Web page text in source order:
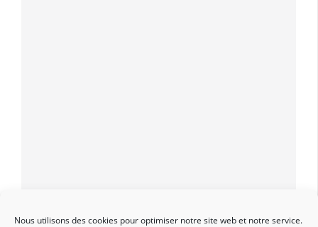
Nous utilisons des cookies pour optimiser notre site web et notre service.
Vetup Facebook